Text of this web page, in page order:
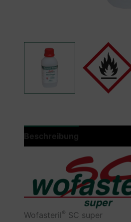
Beschreibung
Wofasteril ® SC super